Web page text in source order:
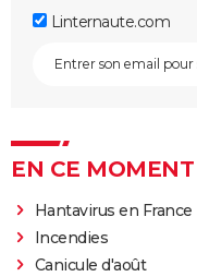
Linternaute.com
EN CE MOMENT
Hantavirus en France
Incendies
Canicule d'août